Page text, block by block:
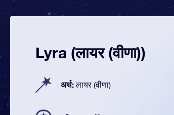
Lyra (लायर (वीणा))
अर्थ:लायर (वीणा)